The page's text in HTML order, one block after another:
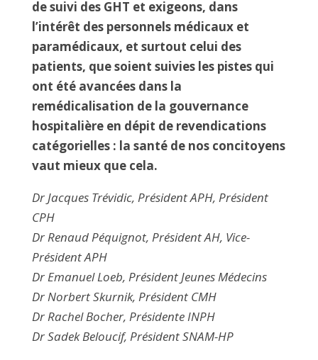
de suivi des GHT et exigeons, dans
l’intérêt des personnels médicaux et
paramédicaux, et surtout celui des
patients, que soient suivies les pistes qui
ont été avancées dans la
remédicalisation de la gouvernance
hospitalière en dépit de revendications
catégorielles : la santé de nos concitoyens
vaut mieux que cela.
Dr Jacques Trévidic, Président APH, Président
CPH
Dr Renaud Péquignot, Président AH, Vice-
Président APH
Dr Emanuel Loeb, Président Jeunes Médecins
Dr Norbert Skurnik, Président CMH
Dr Rachel Bocher, Présidente INPH
Dr Sadek Beloucif, Président SNAM-HP